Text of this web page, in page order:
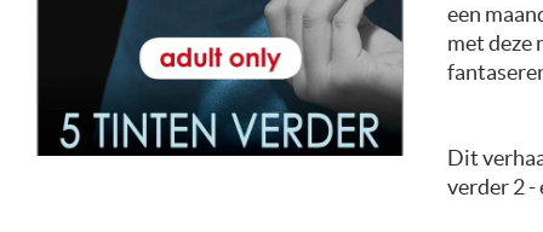
een
met deze
Dit
verder 2 -